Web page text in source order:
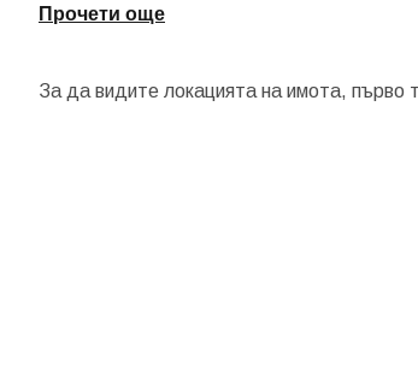
Прочети още
За да видите локацията на имота, първо